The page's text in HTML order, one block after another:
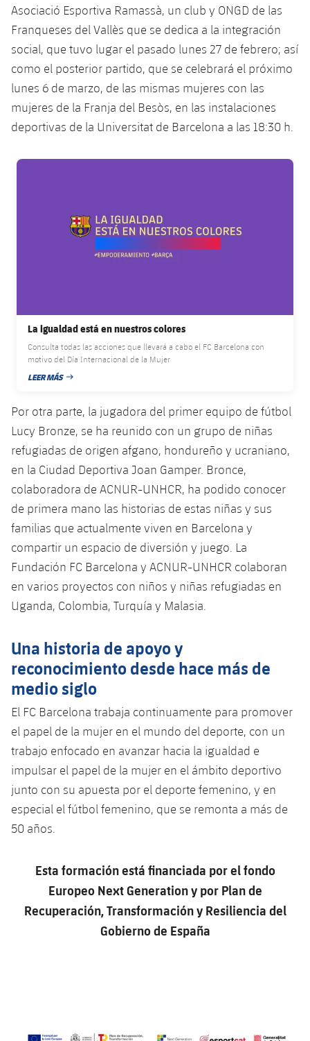
Asociació Esportiva Ramassà, un club y ONGD de las
Franqueses del Vallès que se dedica a la integración
social, que tuvo lugar el pasado lunes 27 de febrero; así
como el posterior partido, que se celebrará el próximo
lunes 6 de marzo, de las mismas mujeres con las
mujeres de la Franja del Besòs, en las instalaciones
deportivas de la Universitat de Barcelona a las 18:30 h.
FC Barcelona club badge
La igualdad está en nuestros colores
Consulta todas las acciones que llevará a cabo el FC Barcelona con
motivo del Día Internacional de la Mujer
LEER MÁS
FECHA DE PUBLICACIÓN
Por otra parte, la jugadora del primer equipo de fútbol
Lucy Bronze, se ha reunido con un grupo de niñas
refugiadas de origen afgano, hondureño y ucraniano,
en la Ciudad Deportiva Joan Gamper. Bronce,
colaboradora de ACNUR-UNHCR, ha podido conocer
de primera mano las historias de estas niñas y sus
familias que actualmente viven en Barcelona y
compartir un espacio de diversión y juego. La
Fundación FC Barcelona y ACNUR-UNHCR colaboran
en varios proyectos con niños y niñas refugiadas en
Uganda, Colombia, Turquía y Malasia.
Una historia de apoyo y
reconocimiento desde hace más de
medio siglo
El FC Barcelona trabaja continuamente para promover
el papel de la mujer en el mundo del deporte, con un
trabajo enfocado en avanzar hacia la igualdad e
impulsar el papel de la mujer en el ámbito deportivo
junto con su apuesta por el deporte femenino, y en
especial el fútbol femenino, que se remonta a más de
50 años.
Esta formación está financiada por el fondo
Europeo Next Generation y por Plan de
Recuperación, Transformación y Resiliencia del
Gobierno de España